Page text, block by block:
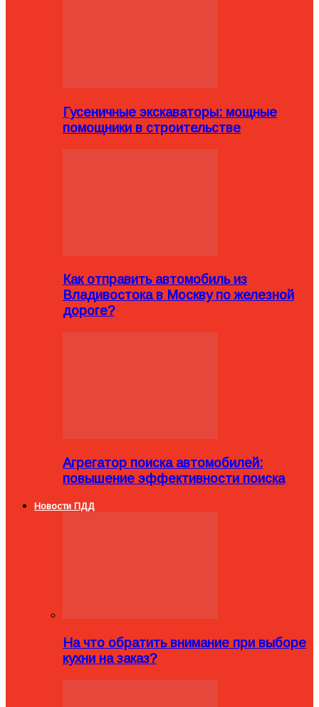
Гусеничные экскаваторы: мощные
помощники в строительстве
Как отправить автомобиль из
Владивостока в Москву по железной
дороге?
Агрегатор поиска автомобилей:
повышение эффективности поиска
Новости ПДД
На что обратить внимание при выборе
кухни на заказ?